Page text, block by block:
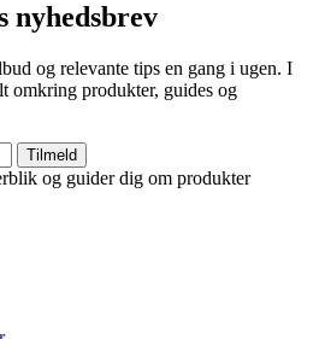
nyhedsbrev
og relevante tips en gang i ugen. I
omkring produkter, guides og
Tilmeld